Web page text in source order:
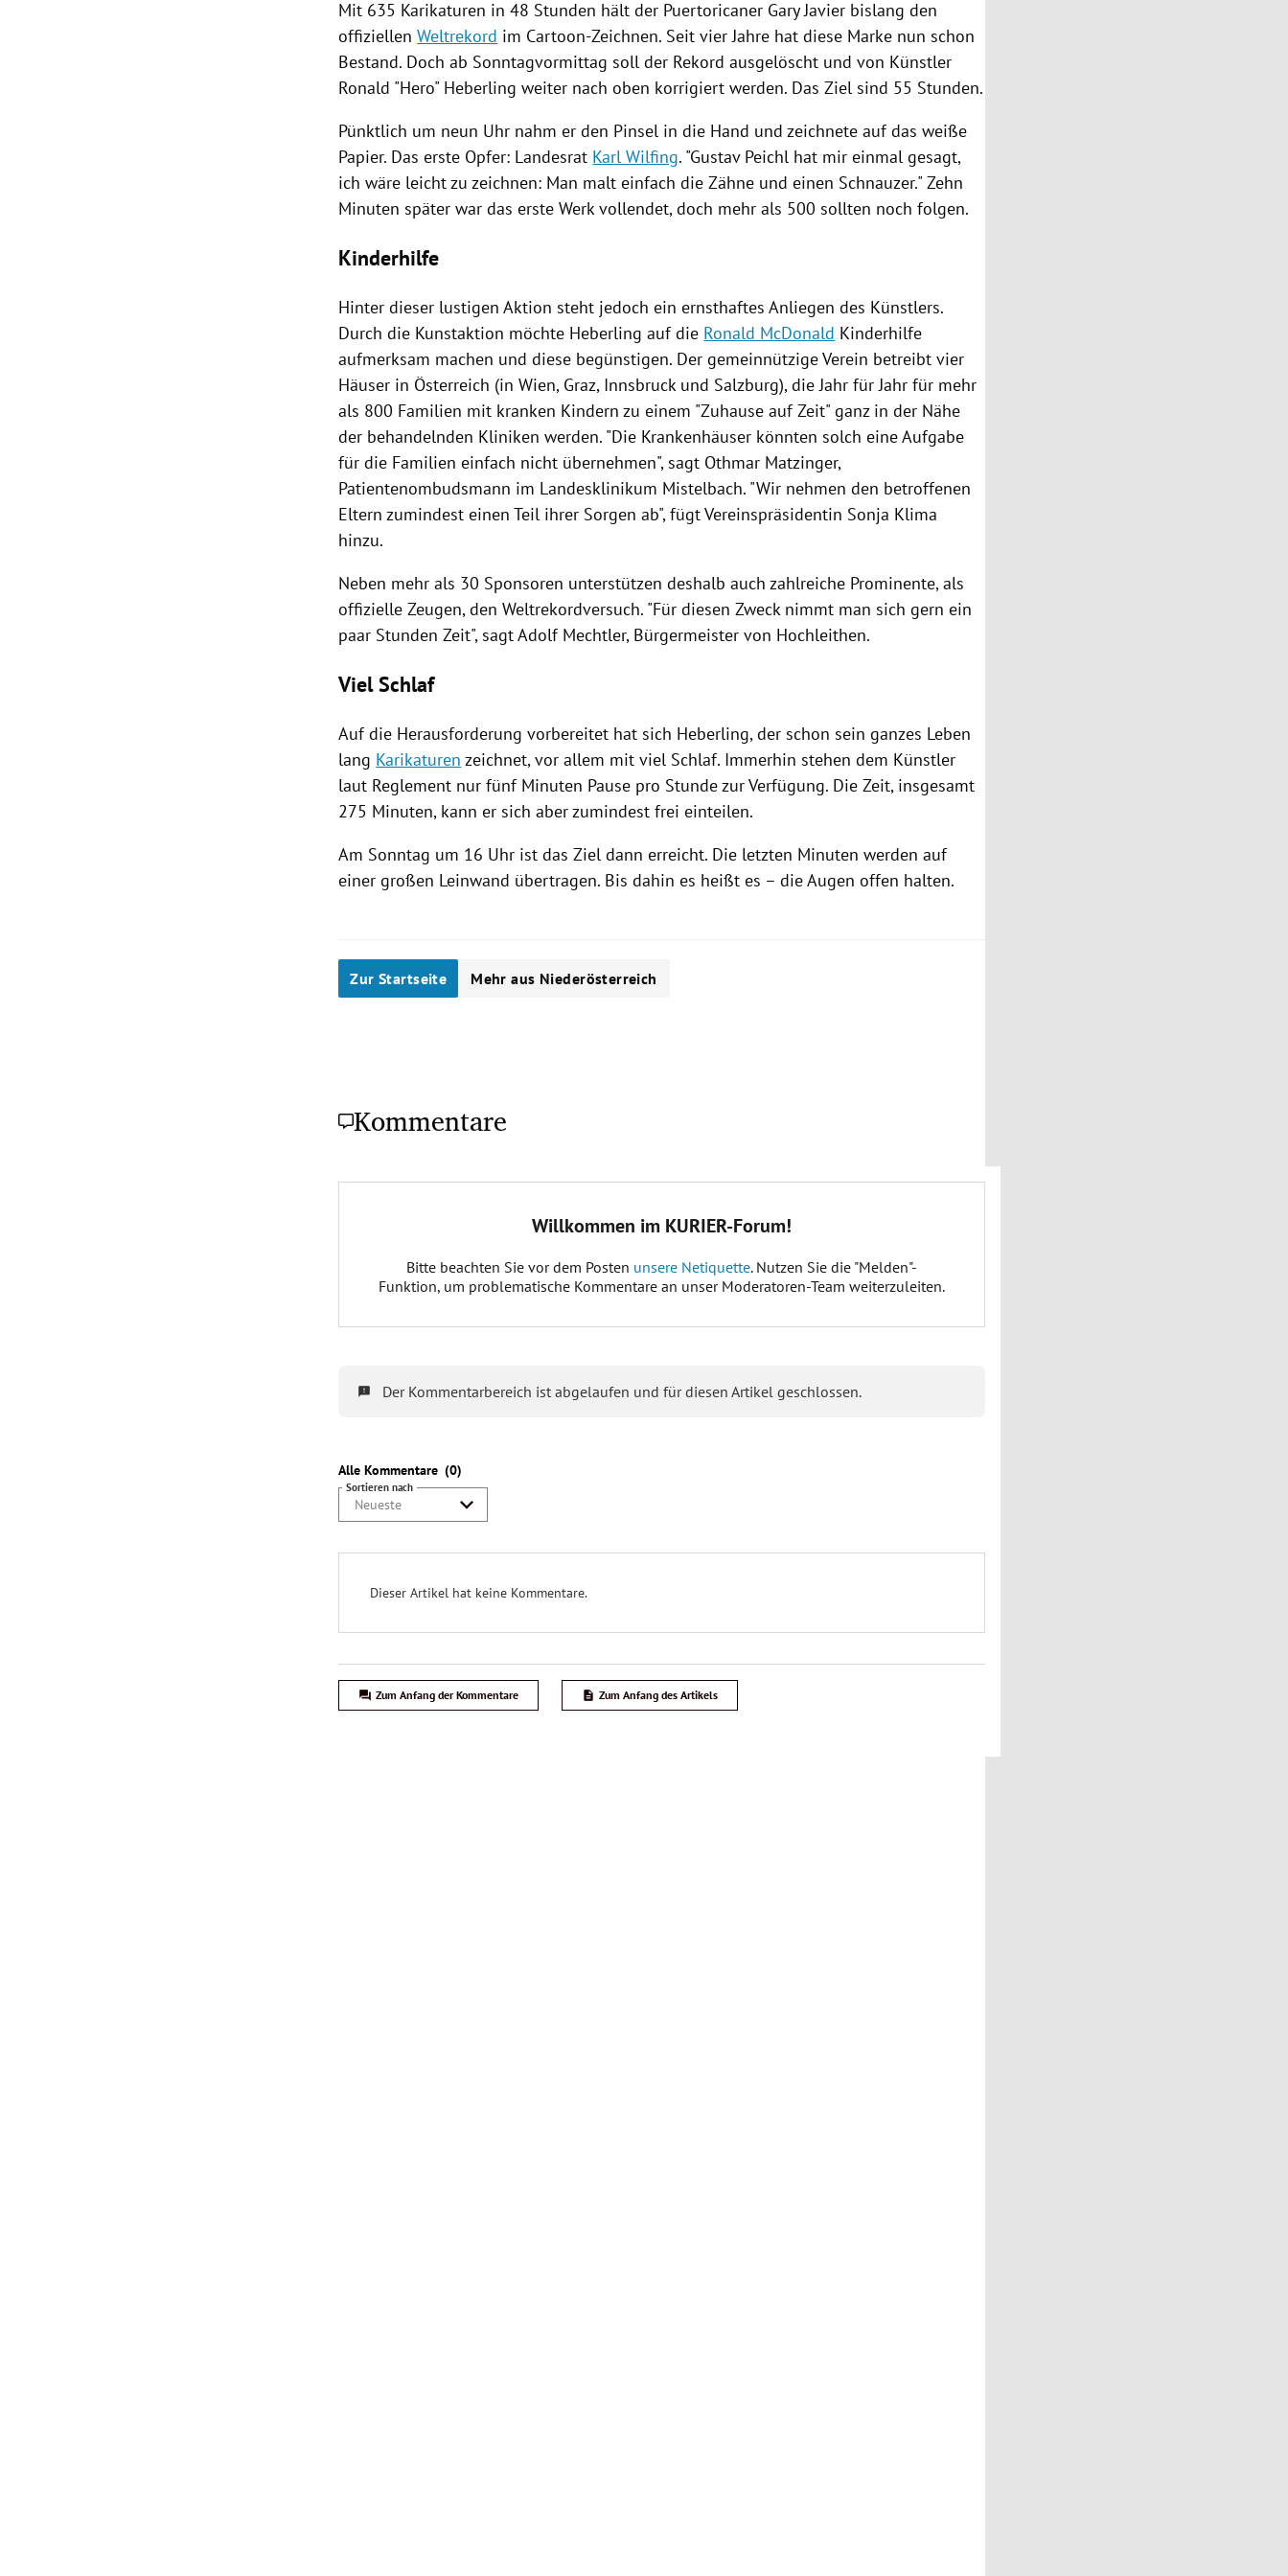
Mit 635 Karikaturen in 48 Stunden hält der Puertoricaner Gary Javier bislang den
offiziellenWeltrekord im Cartoon-Zeichnen. Seit vier Jahre hat diese Marke nun schon
Bestand. Doch ab Sonntagvormittag soll der Rekord ausgelöscht und von Künstler
Ronald "Hero" Heberling weiter nach oben korrigiert werden. Das Ziel sind 55 Stunden.
Pünktlich um neun Uhr nahm er den Pinsel in die Hand und zeichnete auf das weiße
Papier. Das erste Opfer: Landesrat Karl Wilfing. "Gustav Peichl hat mir einmal gesagt,
ich wäre leicht zu zeichnen: Man malt einfach die Zähne und einen Schnauzer." Zehn
Minuten später war das erste Werk vollendet, doch mehr als 500 sollten noch folgen.
Kinderhilfe
Hinter dieser lustigen Aktion steht jedoch ein ernsthaftes Anliegen des Künstlers.
Durch die Kunstaktion möchte Heberling auf die Ronald McDonald Kinderhilfe
aufmerksam machen und diese begünstigen. Der gemeinnützige Verein betreibt vier
Häuser in Österreich (inWien, Graz, Innsbruckund Salzburg), die Jahr für Jahr für mehr
als 800 Familien mit kranken Kindern zu einem "Zuhause auf Zeit" ganz in der Nähe
der behandelnden Kliniken werden. "Die Krankenhäuser könnten solch eine Aufgabe
für die Familien einfach nicht übernehmen", sagt Othmar Matzinger,
Patientenombudsmann im Landesklinikum Mistelbach. "Wir nehmen den betroffenen
Eltern zumindest einen Teil ihrer Sorgen ab", fügt Vereinspräsidentin Sonja Klima
hinzu.
Neben mehr als 30 Sponsoren unterstützen deshalb auch zahlreiche Prominente, als
offizielle Zeugen, den Weltrekordversuch. "Für diesen Zweck nimmt man sich gern ein
paar Stunden Zeit", sagtAdolf Mechtler, Bürgermeister von Hochleithen.
Viel Schlaf
Auf die Herausforderung vorbereitet hat sich Heberling, der schon sein ganzes Leben
lang Karikaturen zeichnet, vor allem mit viel Schlaf. Immerhin stehen dem Künstler
laut Reglement nur fünf Minuten Pause pro Stunde zur Verfügung. Die Zeit, insgesamt
275 Minuten, kann er sich aber zumindest frei einteilen.
Am Sonntag um 16 Uhr ist das Ziel dann erreicht. Die letzten Minuten werden auf
einer großen Leinwand übertragen. Bis dahin es heißt es – die Augen offen halten.
Zur Startseite Mehr aus Niederösterreich
Kommentare